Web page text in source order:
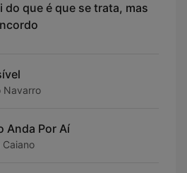
do que é que se trata, mas
Navarro
Anda Por Aí
Caiano